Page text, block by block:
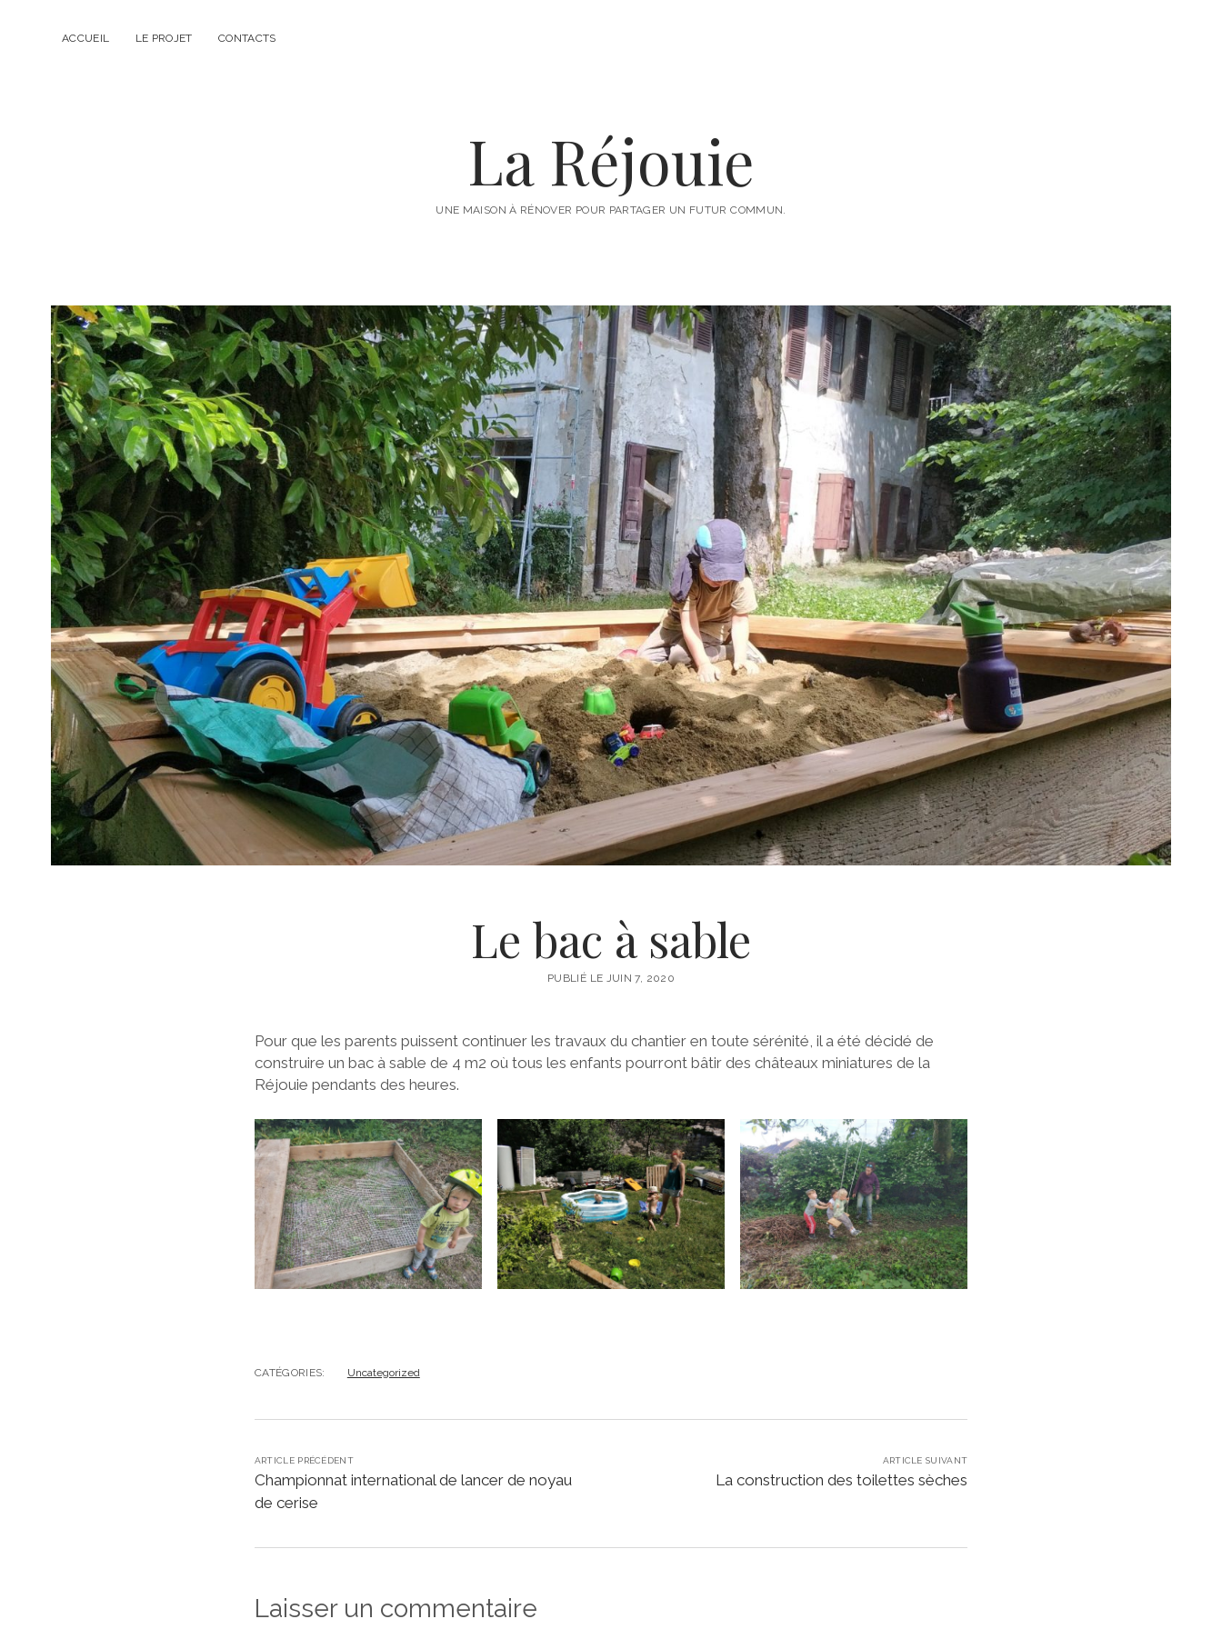
ACCUEIL LE PROJET CONTACTS
La Réjouie
UNE MAISON À RÉNOVER POUR PARTAGER UN FUTUR COMMUN.
Le bac à sable
PUBLIÉ LE JUIN 7, 2020
Pour que les parents puissent continuer les travaux du chantier en toute sérénité, il a été décidé de
construire un bac à sable de 4 m2 où tous les enfants pourront bâtir des châteaux miniatures de la
Réjouie pendants des heures.
CATÉGORIES: Uncategorized
ARTICLE PRÉCÉDENT
Championnat international de lancer de noyau
de cerise
ARTICLE SUIVANT
La construction des toilettes sèches
Laisser un commentaire